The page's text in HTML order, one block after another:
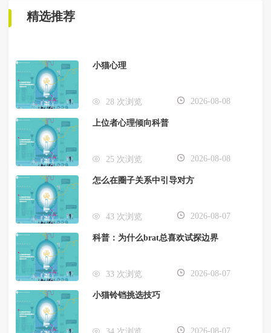
精选推荐
小猫心理
28 次浏览 2026-08-08
上位者心理倾向科普
25 次浏览 2026-08-08
怎么在圈子关系中引导对方
43 次浏览 2026-08-07
科普：为什么brat总喜欢试探边界
33 次浏览 2026-08-07
小猫铃铛挑选技巧
2026-08-07